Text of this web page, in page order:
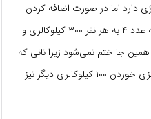
که آبگوشت تقریباً ۱۲۰۰ کیلوکالری انرژی دارد اما در صورت اضافه کردن
دنبه حداقل ۵۰۰ کالری دیگر به عدد فوق افزوده خواهد شد و با تقسیم کردن آن به عدد ۴ به هر نفر ۳۰۰ کیلوکالری و
فقط به همین جا ختم نمی‌شود زیرا نانی که
با این غذا مصرف می‌شود، حداقل ۴۰۰ کیلوکالری انرژی دارد و با مصرف سالاد و سبزی خوردن ۱۰۰ کیلوکالری دیگر نیز